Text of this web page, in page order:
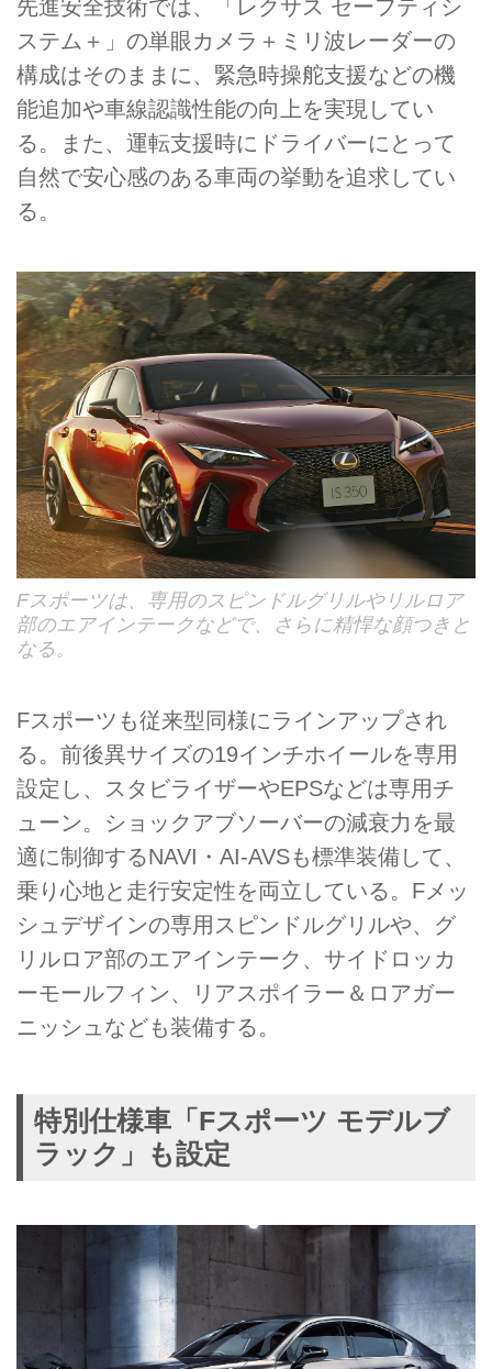
先進安全技術では、「レクサス セーフティシ
ステム＋」の単眼カメラ＋ミリ波レーダーの
構成はそのままに、緊急時操舵支援などの機
能追加や車線認識性能の向上を実現してい
る。また、運転支援時にドライバーにとって
自然で安心感のある車両の挙動を追求してい
る。
Fスポーツは、専用のスピンドルグリルやリルロア
部のエアインテークなどで、さらに精悍な顔つきと
なる。
Fスポーツも従来型同様にラインアップされ
る。前後異サイズの19インチホイールを専用
設定し、スタビライザーやEPSなどは専用チ
ューン。ショックアブソーバーの減衰力を最
適に制御するNAVI・AI-AVSも標準装備して、
乗り心地と走行安定性を両立している。Fメッ
シュデザインの専用スピンドルグリルや、グ
リルロア部のエアインテーク、サイドロッカ
ーモールフィン、リアスポイラー＆ロアガー
ニッシュなども装備する。
特別仕様車「Fスポーツ モデルブ
ラック」も設定